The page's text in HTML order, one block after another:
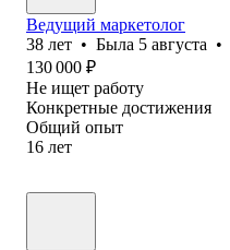
Ведущий маркетолог
38 лет • Была 5 августа •
130 000 ₽
Не ищет работу
Конкретные достижения
Общий опыт
16 лет